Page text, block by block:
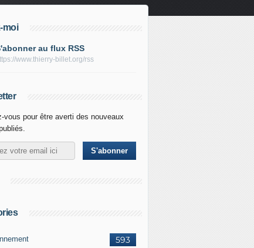
moi
au flux RSS
www.thierry-billet.org/rss
vous pour être averti des nouveaux
593